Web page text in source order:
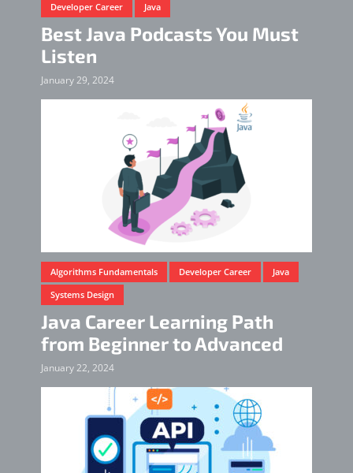
Developer Career Java
Best Java Podcasts You Must
Listen
January 29, 2024
Algorithms Fundamentals Developer Career
Java
Systems Design
Java Career Learning Path
from Beginner to Advanced
January 22, 2024